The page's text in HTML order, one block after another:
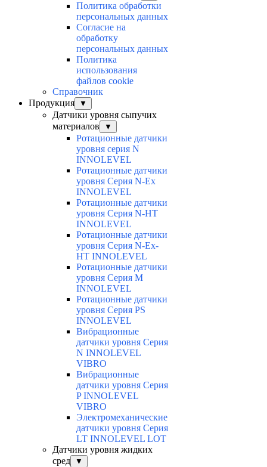
Политика обработки
персональных данных
Согласие на
обработку
персональных данных
Политика
использования
файлов cookie
Справочник
Продукция
▼
Датчики уровня сыпучих
материалов
▼
Ротационные датчики
уровня серия N
INNOLEVEL
Ротационные датчики
уровня Серия N-Ex
INNOLEVEL
Ротационные датчики
уровня Серия N-HT
INNOLEVEL
Ротационные датчики
уровня Серия N-Ex-
HT INNOLEVEL
Ротационные датчики
уровня Серия M
INNOLEVEL
Ротационные датчики
уровня Серия PS
INNOLEVEL
Вибрационные
датчики уровня Серия
N INNOLEVEL
VIBRO
Вибрационные
датчики уровня Серия
P INNOLEVEL
VIBRO
Электромеханические
датчики уровня Серия
LT INNOLEVEL LOT
Датчики уровня жидких
сред
▼